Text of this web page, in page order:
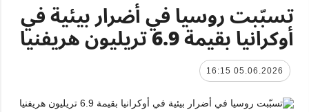
جميع الأقسام
سياسة
اقتصاد
الوكالة
تسبّبت روسيا في أضرار بيئية في
أوكرانيا بقيمة 6.9 تريليون هريفنيا
05.06.2026 16:15